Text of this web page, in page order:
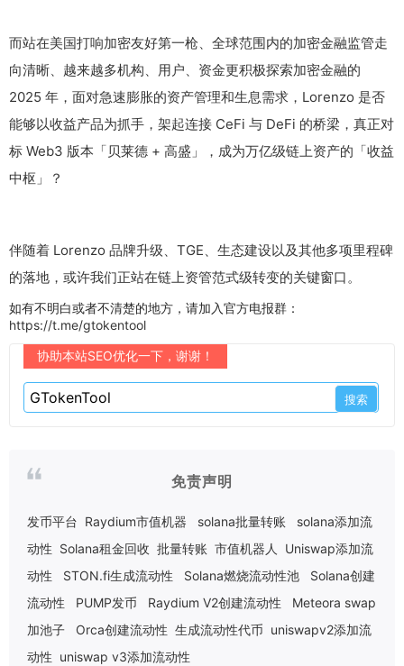
而站在美国打响加密友好第一枪、全球范围内的加密金融监管走
向清晰、越来越多机构、用户、资金更积极探索加密金融的
2025 年，面对急速膨胀的资产管理和生息需求，Lorenzo 是否
能够以收益产品为抓手，架起连接 CeFi 与 DeFi 的桥梁，真正对
标 Web3 版本「贝莱德 + 高盛」，成为万亿级链上资产的「收益
中枢」？
伴随着 Lorenzo 品牌升级、TGE、生态建设以及其他多项里程碑
的落地，或许我们正站在链上资管范式级转变的关键窗口。
如有不明白或者不清楚的地方，请加入官方电报群：
https://t.me/gtokentool
协助本站SEO优化一下，谢谢！
免责声明
发币平台 Raydium市值机器 solana批量转账
solana添加流
动性 Solana租金回收 批量转账 市值机器人
Uniswap添加流
动性
STON.fi生成流动性 Solana燃烧流动性池
Solana创建
流动性
PUMP发币 Raydium V2创建流动性
Meteora swap
加池子
Orca创建流动性 生成流动性代币 uniswapv2添加流
动性 uniswap v3添加流动性